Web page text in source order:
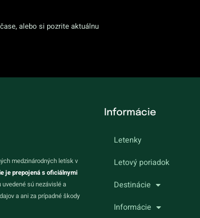
alebo si pozrite aktuálnu
medzinárodných letísk v
je prepojená s oficiálnymi
sú nezávislé a
a ani za prípadné škody
Informácie
Letenky
Letový poriadok
Destinácie
Informácie